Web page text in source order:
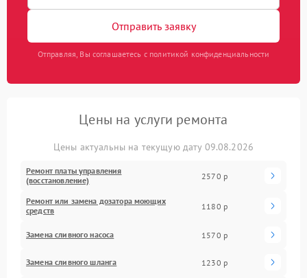
Отправить заявку
Отправляя, Вы соглашаетесь с политикой конфиденциальности
Цены на услуги ремонта
Цены актуальны на текущую дату 09.08.2026
Ремонт платы управления
(восстановление)
2570 р
Ремонт или замена дозатора моющих
средств
1180 р
Замена сливного насоса 1570 р
Замена сливного шланга 1230 р